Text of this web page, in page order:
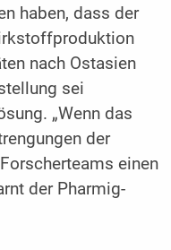
haben, dass der
nach Ostasien
sei
„Wenn das
der
einen
der Pharmig-